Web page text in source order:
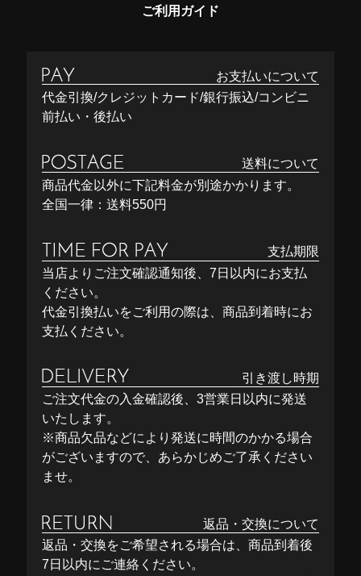
ご利用ガイド
お支払いについて
代金引換/クレジットカード/銀行振込/コンビニ
前払い・後払い
送料について
商品代金以外に下記料金が別途かかります。
全国一律：送料550円
支払期限
当店よりご注文確認通知後、7日以内にお支払
ください。
代金引換払いをご利用の際は、商品到着時にお
支払ください。
引き渡し時期
ご注文代金の入金確認後、3営業日以内に発送
いたします。
※商品欠品などにより発送に時間のかかる場合
がございますので、あらかじめご了承ください
ませ。
返品・交換について
返品・交換をご希望される場合は、商品到着後
7日以内にご連絡ください。